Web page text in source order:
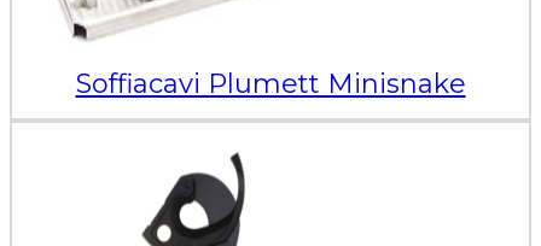
Soffiacavi Plumett Minisnake